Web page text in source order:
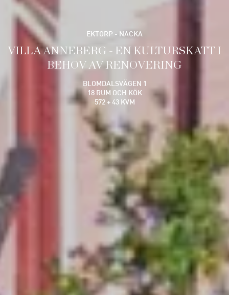
EKTORP - NACKA
VILLA ANNEBERG - EN KULTURSKATT I
BEHOV AV RENOVERING
BLOMDALSVÄGEN 1
18 RUM OCH KÖK
572 + 43 KVM